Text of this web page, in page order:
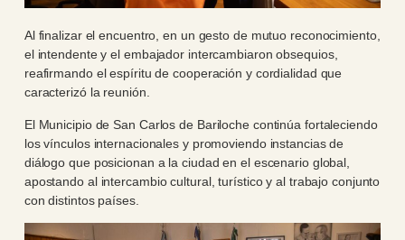
Al finalizar el encuentro, en un gesto de mutuo reconocimiento,
el intendente y el embajador intercambiaron obsequios,
reafirmando el espíritu de cooperación y cordialidad que
caracterizó la reunión.
El Municipio de San Carlos de Bariloche continúa fortaleciendo
los vínculos internacionales y promoviendo instancias de
diálogo que posicionan a la ciudad en el escenario global,
apostando al intercambio cultural, turístico y al trabajo conjunto
con distintos países.